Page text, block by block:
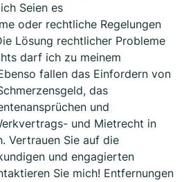
Seien es
oder rechtliche Regelungen
Lösung rechtlicher Probleme
darf ich zu meinem
fallen das Einfordern von
das
und
und Mietrecht in
Vertrauen Sie auf die
und engagierten
Sie mich! Entfernungen